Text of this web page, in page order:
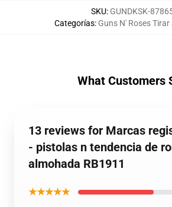
SKU: GUNDKSK-
Categorías: Guns N' Roses
What Customers
13 reviews for Marcas
- pistolas n tendencia de
almohada RB1911
★★★★★